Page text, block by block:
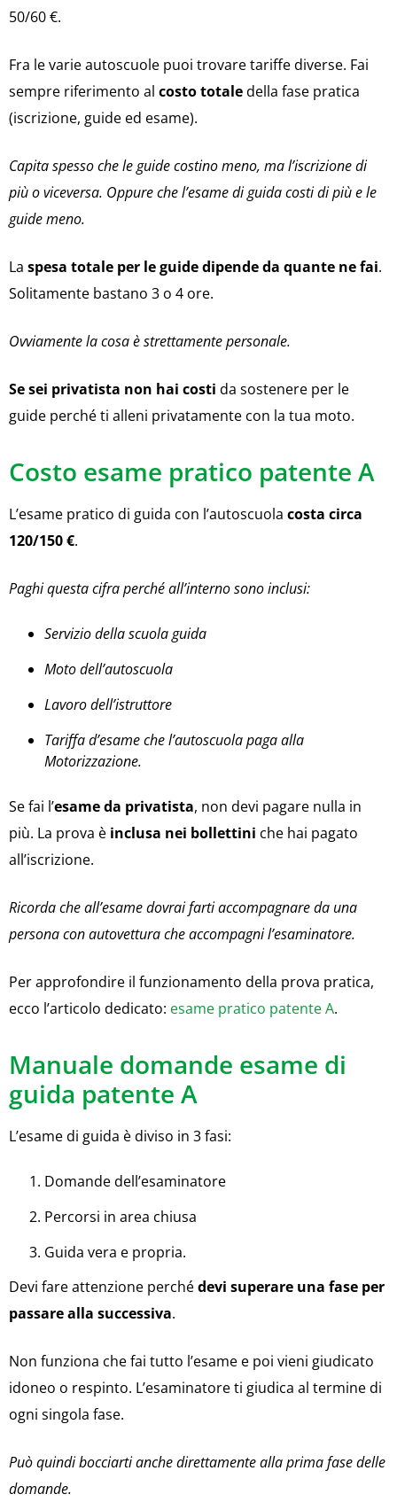
50/60 €.
Fra le varie autoscuole puoi trovare tariffe diverse. Fai
sempre riferimento al costo totaledella fase pratica
(iscrizione, guide ed esame).
Capita spesso che le guide costino meno, ma l’iscrizione di
più o viceversa. Oppure che l’esame di guida costi di più e le
guide meno.
La spesa totale per le guide dipende da quante ne fai.
Solitamente bastano 3 o 4 ore.
Ovviamente la cosa è strettamente personale.
Se sei privatista non hai costi da sostenere per le
guide perché ti alleni privatamente con la tua moto.
Costo esame pratico patente A
L’esame pratico di guida con l’autoscuola costa circa
120/150 €.
Paghi questa cifra perché all’interno sono inclusi:
Servizio della scuola guida
Moto dell’autoscuola
Lavoro dell’istruttore
Tariffa d’esame che l’autoscuola paga alla
Motorizzazione.
Se fai l’esame da privatista, non devi pagare nulla in
più. La prova è inclusa nei bollettini che hai pagato
all’iscrizione.
Ricorda che all’esame dovrai farti accompagnare da una
persona con autovettura che accompagni l’esaminatore.
Per approfondire il funzionamento della prova pratica,
ecco l’articolo dedicato: esame pratico patente A.
Manuale domande esame di
guida patente A
L’esame di guida è diviso in 3 fasi:
Domande dell’esaminatore
Percorsi in area chiusa
Guida vera e propria.
Devi fare attenzione perchédevi superare una fase per
passare alla successiva.
Non funziona che fai tutto l’esame e poi vieni giudicato
idoneo o respinto. L’esaminatore ti giudica al termine di
ogni singola fase.
Può quindi bocciarti anche direttamente alla prima fase delle
domande.